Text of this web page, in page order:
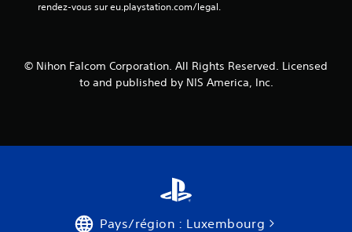
rendez-vous sur eu.playstation.com/legal.
© Nihon Falcom Corporation. All Rights Reserved. Licensed
to and published by NIS America, Inc.
Pays/région : Luxembourg